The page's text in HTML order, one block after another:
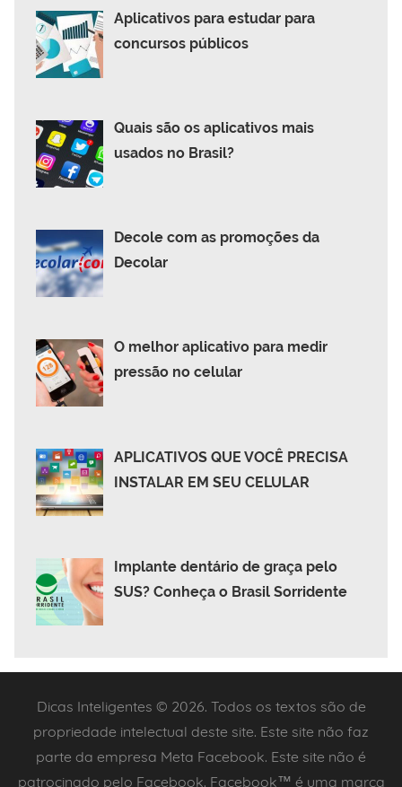
Aplicativos para estudar para
concursos públicos
Quais são os aplicativos mais
usados no Brasil?
Decole com as promoções da
Decolar
O melhor aplicativo para medir
pressão no celular
APLICATIVOS QUE VOCÊ PRECISA
INSTALAR EM SEU CELULAR
Implante dentário de graça pelo
SUS? Conheça o Brasil Sorridente
Dicas Inteligentes © 2026. Todos os textos são de
propriedade intelectual deste site. Este site não faz
parte da empresa Meta Facebook. Este site não é
patrocinado pelo Facebook. Facebook™ é uma marca